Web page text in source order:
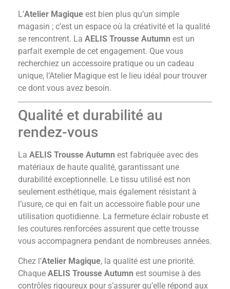
L’Atelier Magique est bien plus qu’un simple
magasin ; c’est un espace où la créativité et la qualité
se rencontrent. La AELIS Trousse Autumn est un
parfait exemple de cet engagement. Que vous
recherchiez un accessoire pratique ou un cadeau
unique, l’Atelier Magique est le lieu idéal pour trouver
ce dont vous avez besoin.
Qualité et durabilité au
rendez-vous
La AELIS Trousse Autumn est fabriquée avec des
matériaux de haute qualité, garantissant une
durabilité exceptionnelle. Le tissu utilisé est non
seulement esthétique, mais également résistant à
l’usure, ce qui en fait un accessoire fiable pour une
utilisation quotidienne. La fermeture éclair robuste et
les coutures renforcées assurent que cette trousse
vous accompagnera pendant de nombreuses années.
Chez l’Atelier Magique, la qualité est une priorité.
Chaque AELIS Trousse Autumn est soumise à des
contrôles rigoureux pour s’assurer qu’elle répond aux